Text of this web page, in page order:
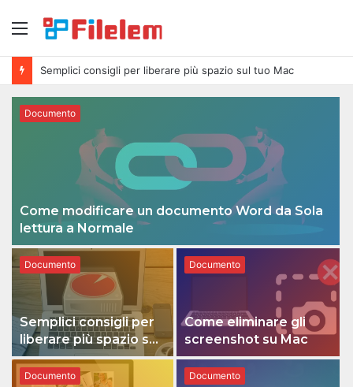
Menu
Semplici consigli per liberare più spazio sul tuo Mac
Documento
Come modificare un documento Word da Sola
lettura a Normale
Documento
Semplici consigli per
liberare più spazio sul
tuo Mac
Documento
Come eliminare gli
screenshot su Mac
Documento Documento